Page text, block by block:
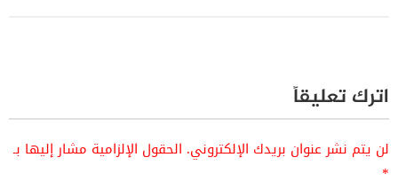
اترك تعليقاً
لن يتم نشر عنوان بريدك الإلكتروني. الحقول الإلزامية مشار إليها بـ
*